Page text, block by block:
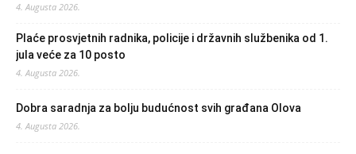
4. Augusta 2026.
Plaće prosvjetnih radnika, policije i državnih službenika od 1.
jula veće za 10 posto
4. Augusta 2026.
Dobra saradnja za bolju budućnost svih građana Olova
4. Augusta 2026.